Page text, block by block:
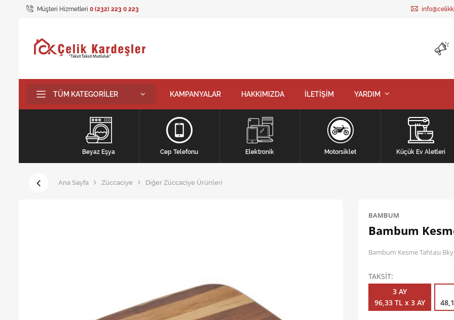
Müşteri Hizmetleri 0 (232) 223 0 223
TÜM KATEGORILER KAMPANYALAR HAKKIMIZDA İLETİŞİM YARDIM
Beyaz Eşya Cep Telefonu Elektronik Motorsiklet Küçük Ev Aletleri
Ana Sayfa Züccaciye Diğer Züccaciye Ürünleri
BAMBUM
Bambum
Bambum Kesme Tahtası
TAKSİT
3 AY
96,33 TL x 3 AY